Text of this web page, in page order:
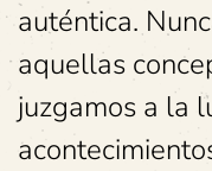
auténtica.
aquellas
juzgamos a la